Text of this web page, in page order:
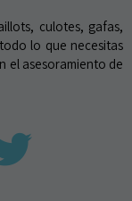
culotes, gafas,
lo que necesitas
el asesoramiento de